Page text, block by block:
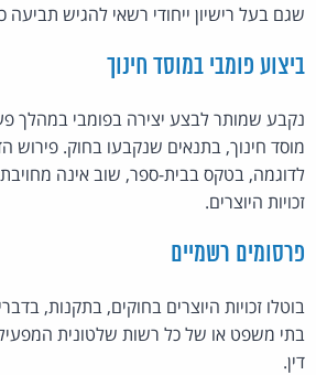
שגם בעל רישיון ייחודי רשאי להגיש תביעה
ביצוע פומבי במוסד חינוך
נקבע שמותר לבצע יצירה בפומבי במהלך
מוסד חינוך, בתנאים שנקבעו בחוק.
לדוגמה, בטקס בבית-ספר, שוב אינה
זכויות היוצרים.
פרסומים רשמיים
בוטלו זכויות היוצרים בחוקים, בתקנות,
בתי משפט או של כל רשות שלטונית
דין.